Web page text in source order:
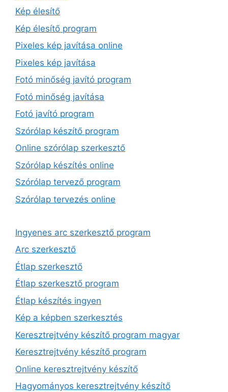
Kép élesítő
Kép élesítő program
Pixeles kép javítása online
Pixeles kép javítása
Fotó minőség javító program
Fotó minőség javítása
Fotó javító program
Szórólap készítő program
Online szórólap szerkesztő
Szórólap készítés online
Szórólap tervező program
Szórólap tervezés online
Ingyenes arc szerkesztő program
Arc szerkesztő
Étlap szerkesztő
Étlap szerkesztő program
Étlap készítés ingyen
Kép a képben szerkesztés
Keresztrejtvény készítő program magyar
Keresztrejtvény készítő program
Online keresztrejtvény készítő
Hagyományos keresztrejtvény készítő